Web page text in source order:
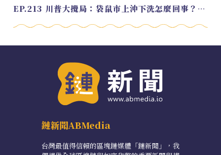
EP.213 川普大攪局：袋鼠市上沖下洗怎麼回事？feat. Alvin
鏈新聞ABMedia
台灣最值得信賴的區塊鏈媒體「鏈新聞」，我